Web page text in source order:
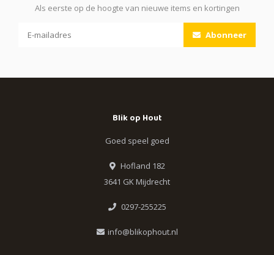
Als eerste op de hoogte van nieuwe items en kortingen
Abonneer
Blik op Hout
Goed speel goed
Hofland 182
3641 GK Mijdrecht
0297-255225
info@blikophout.nl